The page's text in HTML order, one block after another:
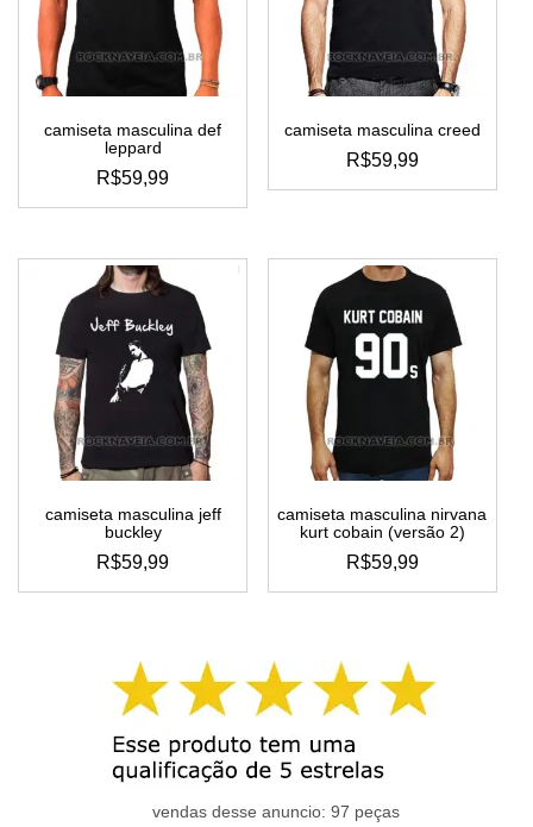
camiseta masculina def
leppard
R$59,99
este
tem
várias
variantes.
as
opções
podem
escolhidas
na
página
produto
camiseta masculina creed
R$59,99
este
várias
variantes.
as
opções
podem
ser
escolhidas
página
do
camiseta masculina jeff
buckley
R$59,99
este
várias
variantes.
as
opções
podem
escolhidas
camiseta masculina nirvana
kurt cobain (versão 2)
R$59,99
este
várias
variantes.
as
podem
escolhidas
vendas desse anuncio: 97 peças